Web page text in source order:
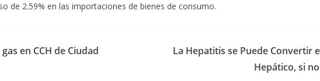
de 2.59% en las importaciones de bienes de consumo.
en CCH de Ciudad
La Hepatitis se Puede Convertir
Hepático, si